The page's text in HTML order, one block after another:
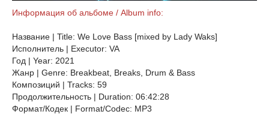
Информация об альбоме / Album info:
Название | Title: We Love Bass [mixed by Lady Waks]
Исполнитель | Executor: VA
Год | Year: 2021
Жанр | Genre: Breakbeat, Breaks, Drum & Bass
Композиций | Tracks: 59
Продолжительность | Duration: 06:42:28
Формат/Кодек | Format/Codec: MP3